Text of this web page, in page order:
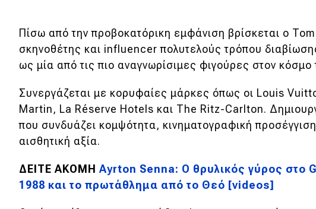
Πίσω από την προβοκατόρικη εμφάνιση βρίσκεται ο
σκηνοθέτης και influencer πολυτελούς τρόπου
ως μία από τις πιο αναγνωρίσιμες φιγούρες στον κόσμο
Συνεργάζεται με κορυφαίες μάρκες όπως οι Louis
Martin, La Réserve Hotels και The Ritz-Carlton.
που συνδυάζει κομψότητα, κινηματογραφική
αισθητική αξία.
ΔΕΙΤΕ ΑΚΟΜΗ Ayrton Senna: Ο θρυλικός γύρος στο
1988 και το πρωτάθλημα από το Θεό [videos]